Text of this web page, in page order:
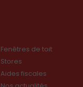
Fenêtres de toit
Stores
Aides fiscales